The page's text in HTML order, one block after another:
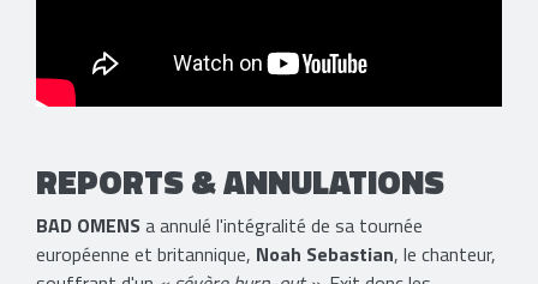
REPORTS & ANNULATIONS
BAD OMENSa annulé l'intégralité de sa tournée
européenne et britannique, Noah Sebastian, le chanteur,